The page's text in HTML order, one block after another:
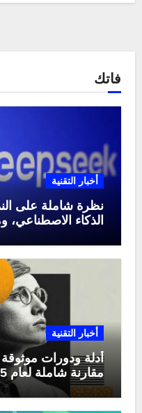
فاتك
أخبار التقنية
نظرة شاملة على
الذكاء الاصطناعي،
أخبار التقنية
أدلة ودورات
مقارنة شاملة لعام 2025